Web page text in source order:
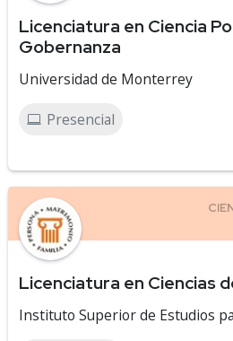
Licenciatura en Ciencia
Gobernanza
Universidad de Monterrey
Presencial
Licenciatura en Ciencias
Instituto Superior de Estudios